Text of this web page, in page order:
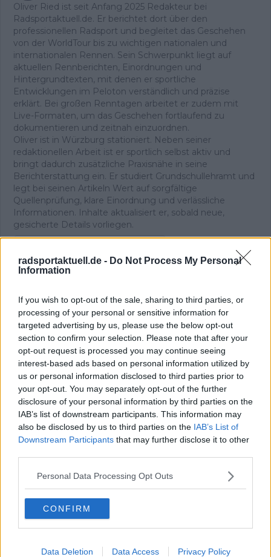
radsportaktuell.de - Do Not Process My Personal
Information
If you wish to opt-out of the sale, sharing to third parties, or
processing of your personal or sensitive information for
targeted advertising by us, please use the below opt-out
section to confirm your selection. Please note that after your
opt-out request is processed you may continue seeing
interest-based ads based on personal information utilized by
us or personal information disclosed to third parties prior to
your opt-out. You may separately opt-out of the further
disclosure of your personal information by third parties on the
IAB’s list of downstream participants. This information may
also be disclosed by us to third parties on the IAB’s List of
Downstream Participants that may further disclose it to other
Personal Data Processing Opt Outs
CONFIRM
Data Deletion Data Access Privacy Policy
Oliver Ried ist seit Anfang 2025 Redakteur bei
Radsportaktuell.de. Er berichtet dort über den
professionellen Radsport und begleitet das Geschehen
von der WorldTour bis zu wichtigen nationalen und
internationalen Rennen. Sein Schwerpunkt liegt auf
aktuellen Rennberichten, Einordnungen und
Hintergrundtexten, mit denen er sportliche
Entwicklungen im Peloton verständlich und präzise
erklärt. Bei großen Renntagen arbeitet er zudem mit
Live-Formaten, um das Geschehen fortlaufend zu
dokumentieren und zeitnah einzuordnen.
Oliver ist in Würzburg stationiert. Neben seiner
redaktionellen Arbeit ist er sportlich selbst aktiv und
bringt dadurch zusätzliche Praxisnähe in seine
Berichterstattung ein. Er studiert Grundschullehramt und
legt bei seinen Artikeln Wert auf sorgfältige
Quellenprüfung, klare Einordnung und verlässliche
Informationen. Inhalte aktualisiert er, sobald neue,
gesicherte Details vorliegen.
Klatscht 0
Besucher 0
Vorheriger Artikel
Jonathan Milan und
Giulio Ciccone wollen
sich langfristig an Lidl-
Trek binden
Nächster Artikel
„Ich denke, es wird
Jonas Vingegaard“ –
Brian Holm setzt auf
seinen Landsmann bei
der Tour de France